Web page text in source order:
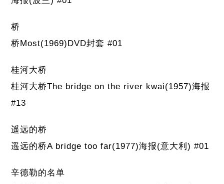
桥
桥Most(1969)DVD封套 #01
桂河大桥
桂河大桥The bridge on the river kwai(1957)海报
#13
遥远的桥
遥远的桥A bridge too far(1977)海报(意大利) #01
辛德勒的名单